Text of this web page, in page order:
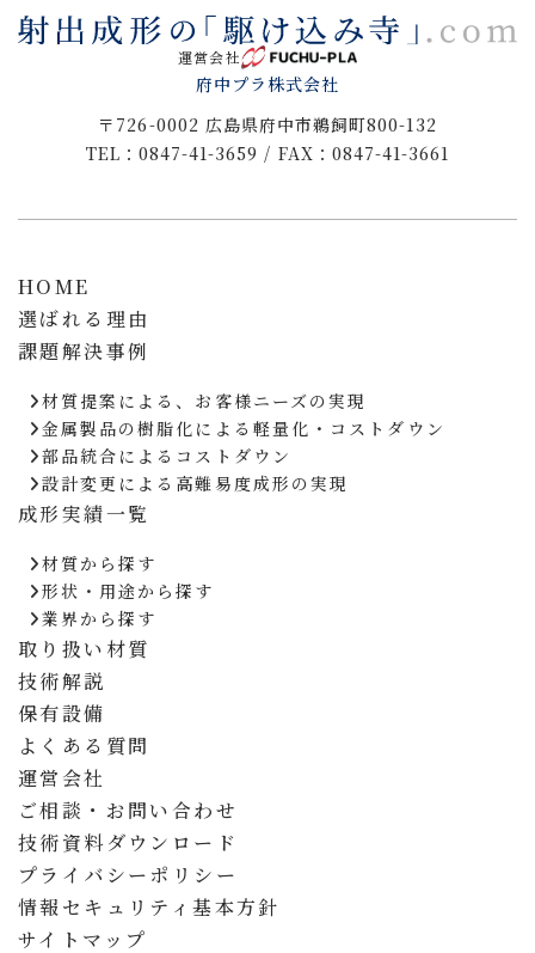
運営会社
府中プラ株式会社
〒726-0002 広島県府中市鵜飼町800-132
TEL：0847-41-3659 / FAX：0847-41-3661
HOME
選ばれる理由
課題解決事例
材質提案による、お客様ニーズの実現
金属製品の樹脂化による軽量化・コストダウン
部品統合によるコストダウン
設計変更による高難易度成形の実現
成形実績一覧
材質から探す
形状・用途から探す
業界から探す
取り扱い材質
技術解説
保有設備
よくある質問
運営会社
ご相談・お問い合わせ
技術資料ダウンロード
プライバシーポリシー
情報セキュリティ基本方針
サイトマップ